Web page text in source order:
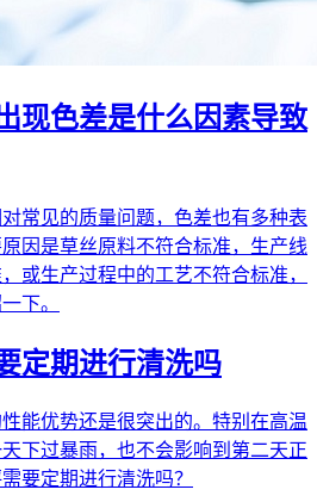
现色差是什么因素导致
常见的质量问题，色差也有多种表
因是草丝原料不符合标准，生产线
或生产过程中的工艺不符合标准，
下。
定期进行清洗吗
能优势还是很突出的。特别在高温
下过暴雨，也不会影响到第二天正
要定期进行清洗吗？